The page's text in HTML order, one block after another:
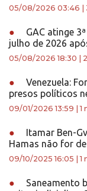
05/08/2026 03:46
●
GAC atinge
julho de 2026
05/08/2026 18:30
●
Venezuela:
presos políticos
09/01/2026 13:59 |1
●
Itamar Ben-
Hamas não for
09/10/2025 16:05 |1
●
Saneamento